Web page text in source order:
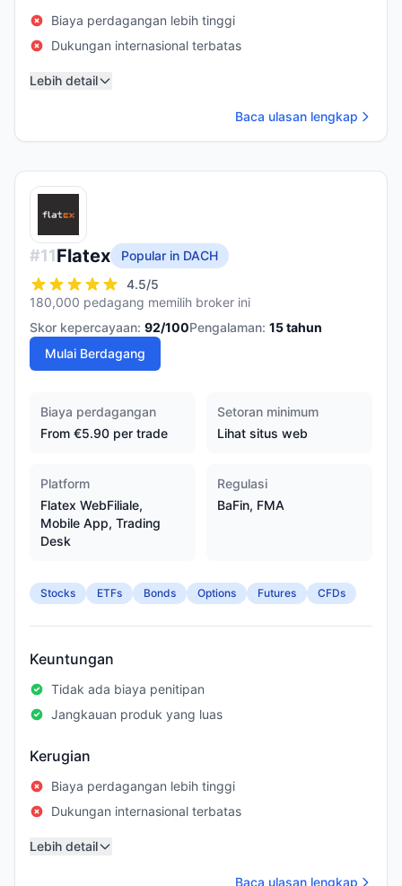
Biaya perdagangan lebih tinggi
Dukungan internasional terbatas
Lebih detail
Baca ulasan lengkap
#11Flatex
Popular in DACH
4.5/5
180,000 pedagang memilih broker ini
Skor kepercayaan: 92/100Pengalaman: 15tahun
Mulai Berdagang
Biaya perdagangan
From €5.90 per trade
Setoran minimum
Lihat situs web
Platform
Flatex WebFiliale,
Mobile App, Trading
Desk
Regulasi
BaFin, FMA
Stocks ETFs Bonds Options Futures CFDs
Keuntungan
Tidak ada biaya penitipan
Jangkauan produk yang luas
Kerugian
Biaya perdagangan lebih tinggi
Dukungan internasional terbatas
Lebih detail
Baca ulasan lengkap